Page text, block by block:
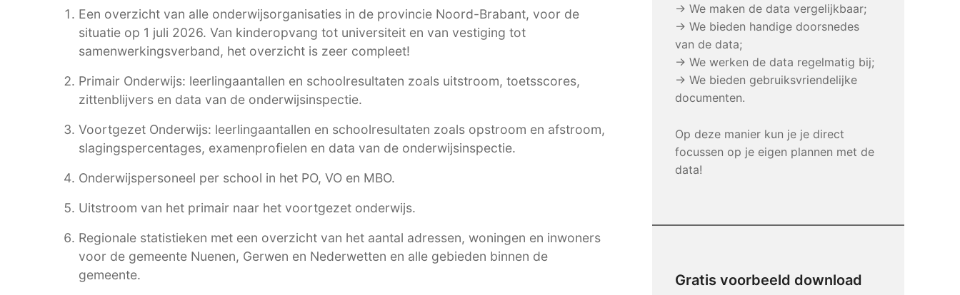
Een overzicht van alle onderwijsorganisaties in de provincie Noord-Brabant, voor de
situatie op 1 juli 2026. Van kinderopvang tot universiteit en van vestiging tot
samenwerkingsverband, het overzicht is zeer compleet!
Primair Onderwijs: leerlingaantallen en schoolresultaten zoals uitstroom, toetsscores,
zittenblijvers en data van de onderwijsinspectie.
Voortgezet Onderwijs: leerlingaantallen en schoolresultaten zoals opstroom en afstroom,
slagingspercentages, examenprofielen en data van de onderwijsinspectie.
Onderwijspersoneel per school in het PO, VO en MBO.
Uitstroom van het primair naar het voortgezet onderwijs.
Regionale statistieken met een overzicht van het aantal adressen, woningen en inwoners
voor de gemeente Nuenen, Gerwen en Nederwetten en alle gebieden binnen de
gemeente.
→ We maken de data vergelijkbaar;
→ We bieden handige doorsnedes
van de data;
→ We werken de data regelmatig bij;
→ We bieden gebruiksvriendelijke
documenten.
Op deze manier kun je je direct
focussen op je eigen plannen met de
data!
Gratis voorbeeld download